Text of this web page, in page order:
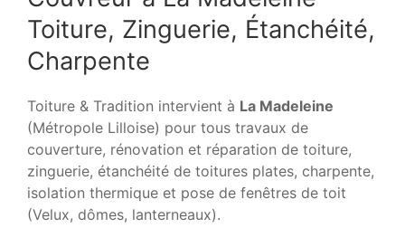
Toiture, Zinguerie, Étanchéité,
Charpente
Toiture & Tradition intervient à La Madeleine
(Métropole Lilloise) pour tous travaux de
couverture, rénovation et réparation de toiture,
zinguerie, étanchéité de toitures plates, charpente,
isolation thermique et pose de fenêtres de toit
(Velux, dômes, lanterneaux).